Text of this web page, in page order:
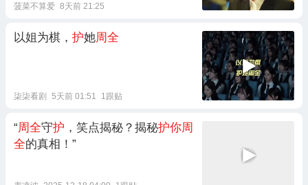
菠菜不算爱 8天前 21:25
以姐为棋， 护她周全
柒柒看剧 5天前 01:51 1跟贴
“周全守护 ，笑点揭秘？揭秘护你周
全的真相！”